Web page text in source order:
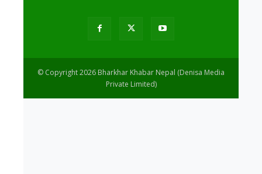
© Copyright 2026 Bharkhar Khabar Nepal (Denisa Media
Private Limited)